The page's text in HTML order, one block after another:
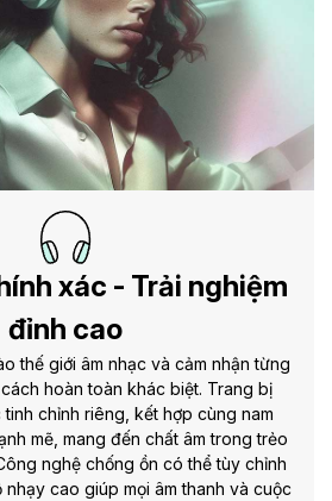
xác - Trải nghiệm
đỉnh cao
thế giới âm nhạc và cảm nhận từng
hoàn toàn khác biệt. Trang bị
chỉnh riêng, kết hợp cùng nam
mẽ, mang đến chất âm trong trẻo
nghệ chống ồn có thể tùy chỉnh
cao giúp mọi âm thanh và cuộc